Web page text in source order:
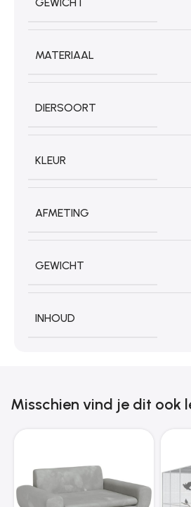
MATERIAAL
DIERSOORT
KLEUR
AFMETING
GEWICHT
INHOUD
Misschien vind je dit ook